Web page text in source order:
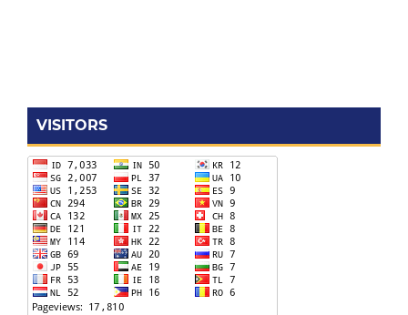
VISITORS